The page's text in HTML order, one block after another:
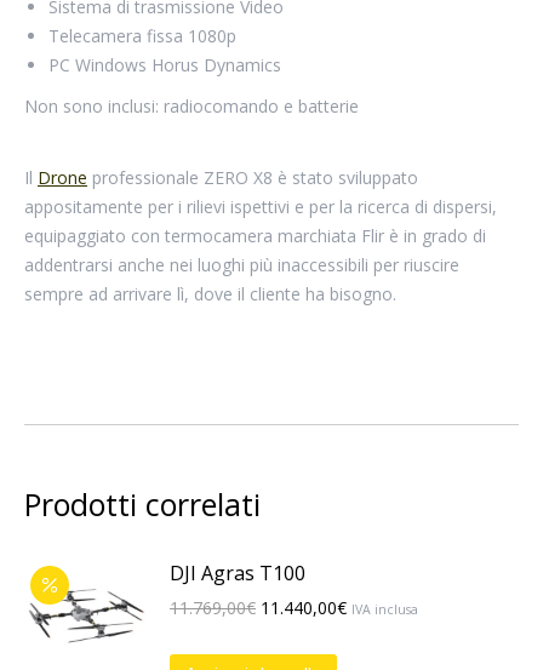
Sistema di trasmissione Video
Telecamera fissa 1080p
PC Windows Horus Dynamics
Non sono inclusi: radiocomando e batterie
Il Drone professionale ZERO X8 è stato sviluppato
appositamente per i rilievi ispettivi e per la ricerca di dispersi,
equipaggiato con termocamera marchiata Flir è in grado di
addentrarsi anche nei luoghi più inaccessibili per riuscire
sempre ad arrivare lì, dove il cliente ha bisogno.
Prodotti correlati
DJI Agras T100
11.769,00€ Il
originale
11.440,00€IlIVA inclusa